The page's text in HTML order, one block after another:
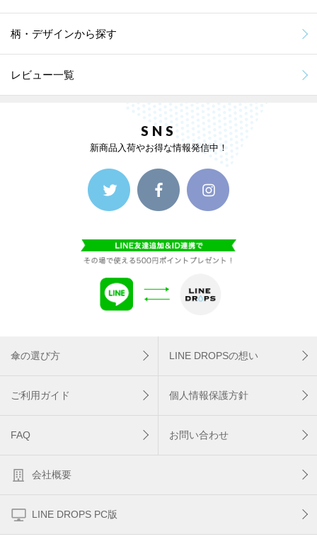
柄・デザインから探す
レビュー一覧
SNS
新商品入荷やお得な情報発信中！
傘の選び方 LINE DROPSの想い
ご利用ガイド 個人情報保護方針
FAQ お問い合わせ
会社概要
LINE DROPS PC版